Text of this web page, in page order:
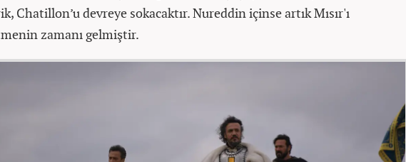
Chatillon’u devreye sokacaktır. Nureddin içinse artık Mısır'ı
zamanı gelmiştir.